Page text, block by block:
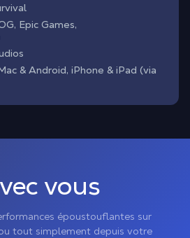
Epic Games,
& Android, iPhone & iPad (via
vous
époustouflantes sur
tout simplement depuis votre